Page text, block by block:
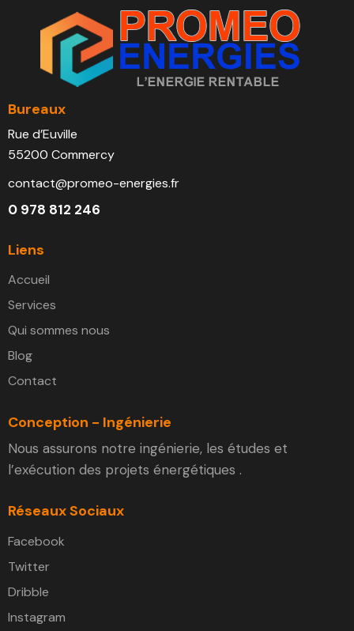
Bureaux
Rue d’Euville
55200 Commercy
contact@promeo-energies.fr
0 978 812 246
Liens
Accueil
Services
Qui sommes nous
Blog
Contact
Conception - Ingénierie
Nous assurons notre ingénierie, les études et
l’exécution des projets énergétiques .
Réseaux Sociaux
Facebook
Twitter
Dribble
Instagram